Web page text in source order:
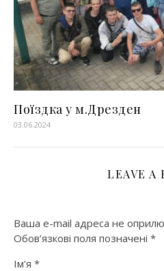
Поїздка у м.Дрезден
03.06.2024
LEAVE A
Ваша e-mail адреса не
Обов’язкові поля позначені *
Ім'я *